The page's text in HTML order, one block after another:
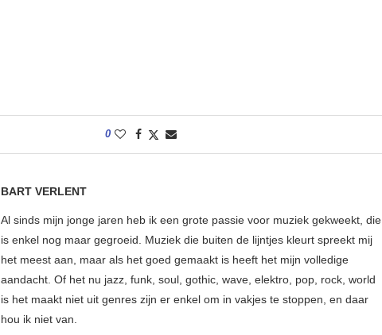
0
BART VERLENT
Al sinds mijn jonge jaren heb ik een grote passie voor muziek gekweekt, die
is enkel nog maar gegroeid. Muziek die buiten de lijntjes kleurt spreekt mij
het meest aan, maar als het goed gemaakt is heeft het mijn volledige
aandacht. Of het nu jazz, funk, soul, gothic, wave, elektro, pop, rock, world
is het maakt niet uit genres zijn er enkel om in vakjes te stoppen, en daar
hou ik niet van.